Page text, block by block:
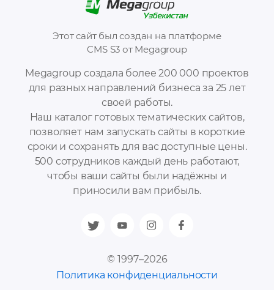
Megagroup создала более 200 000 проектов
для разных направлений бизнеса за 25 лет
своей работы.
Наш каталог готовых тематических сайтов,
позволяет нам запускать сайты в короткие
сроки и сохранять для вас доступные цены.
500 сотрудников каждый день работают,
чтобы ваши сайты были надёжны и
приносили вам прибыль.
© 1997–2026
Политика конфиденциальности
Этот сайт был создан на платформе
CMS S3 от Megagroup